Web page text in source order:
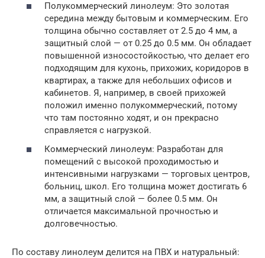
Полукоммерческий линолеум: Это золотая
середина между бытовым и коммерческим. Его
толщина обычно составляет от 2.5 до 4 мм, а
защитный слой — от 0.25 до 0.5 мм. Он обладает
повышенной износостойкостью, что делает его
подходящим для кухонь, прихожих, коридоров в
квартирах, а также для небольших офисов и
кабинетов. Я, например, в своей прихожей
положил именно полукоммерческий, потому
что там постоянно ходят, и он прекрасно
справляется с нагрузкой.
Коммерческий линолеум: Разработан для
помещений с высокой проходимостью и
интенсивными нагрузками — торговых центров,
больниц, школ. Его толщина может достигать 6
мм, а защитный слой — более 0.5 мм. Он
отличается максимальной прочностью и
долговечностью.
По составу линолеум делится на ПВХ и натуральный: